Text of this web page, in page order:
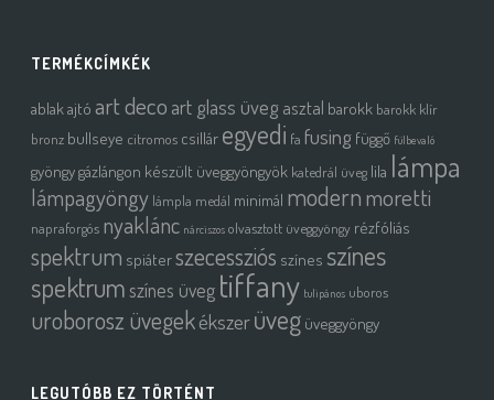
TERMÉKCÍMKÉK
ablakajtó art deco art glass üvegasztal barokk barokk klír
bronz bullseye citromos csillár egyedi fa fusing függő fülbevaló
gyöngygázlángon készült üveggyöngyök katedrál üveg lila lámpa
lámpagyöngy lámpla medál minimál modernmoretti
napraforgós nyaklánc nárciszos olvasztott üveggyöngy rézfóliás
spektrum spiáterszecessziós színes színes
spektrumszínes üveg tiffany tulipános uboros
uroborosz üvegekékszerüveg üveggyöngy
LEGUTÓBB EZ TÖRTÉNT